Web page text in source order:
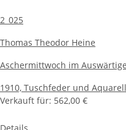
2_025
Thomas Theodor Heine
Aschermittwoch im
1910, Tuschfeder und Aquarell
Verkauft für: 562,00 €